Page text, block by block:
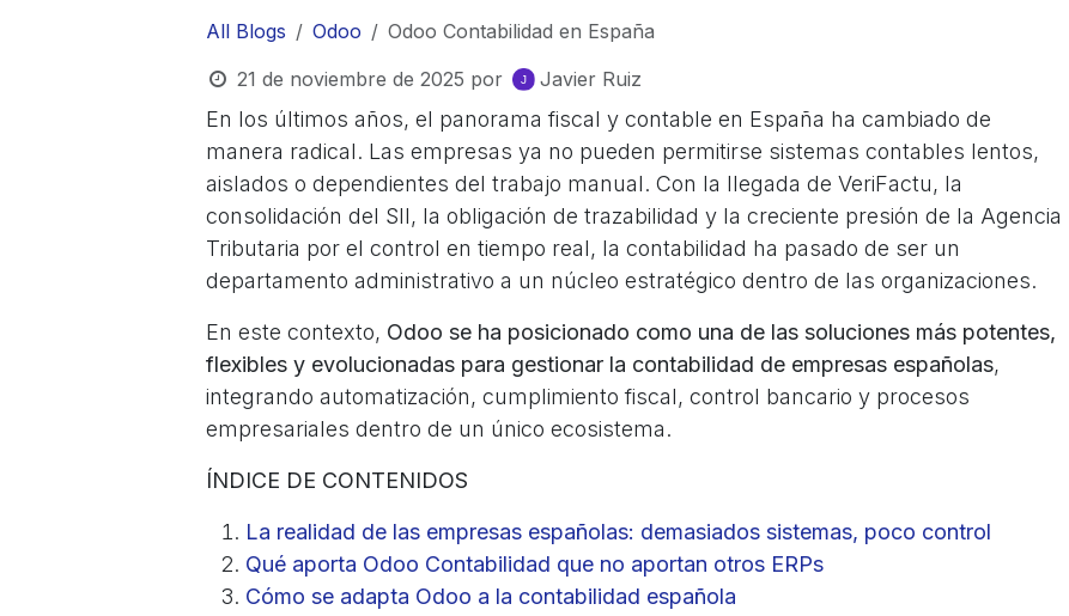
All Blogs Odoo
Odoo Contabilidad en España
21 de noviembre de 2025 por Javier Ruiz
En los últimos años, el panorama fiscal y contable en España ha cambiado de
manera radical. Las empresas ya no pueden permitirse sistemas contables lentos,
aislados o dependientes del trabajo manual. Con la llegada de VeriFactu, la
consolidación del SII, la obligación de trazabilidad y la creciente presión de la Agencia
Tributaria por el control en tiempo real, la contabilidad ha pasado de ser un
departamento administrativo a un núcleo estratégico dentro de las organizaciones.
En este contexto, Odoo se ha posicionado como una de las soluciones más potentes,
flexibles y evolucionadas para gestionar la contabilidad de empresas españolas,
integrando automatización, cumplimiento fiscal, control bancario y procesos
empresariales dentro de un único ecosistema.
ÍNDICE DE CONTENIDOS
La realidad de las empresas españolas: demasiados sistemas, poco control
Qué aporta Odoo Contabilidad que no aportan otros ERPs
Cómo se adapta Odoo a la contabilidad española